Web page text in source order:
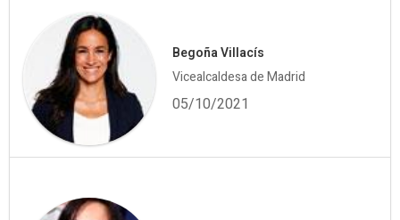
Begoña Villacís
Vicealcaldesa de Madrid
05/10/2021